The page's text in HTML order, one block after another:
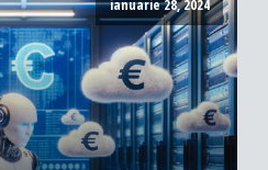
ianuarie 28, 2024